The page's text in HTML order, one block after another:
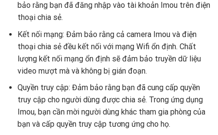
bảo rằng bạn đã đăng nhập vào tài khoản Imou trên điện
thoại chia sẻ.
Kết nối mạng: Đảm bảo rằng cả camera Imou và điện
thoại chia sẻ đều kết nối với mạng Wifi ổn định. Chất
lượng kết nối mạng ổn định sẽ đảm bảo truyền dữ liệu
video mượt mà và không bị gián đoạn.
Quyền truy cập: Đảm bảo rằng bạn đã cung cấp quyền
truy cập cho người dùng được chia sẻ. Trong ứng dụng
Imou, bạn cần mời người dùng khác tham gia phòng của
bạn và cấp quyền truy cập tương ứng cho họ.